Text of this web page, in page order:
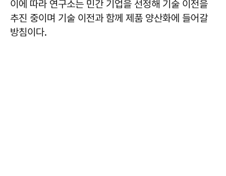
이에 따라 연구소는 민간 기업을 선정해 기술 이전을
추진 중이며 기술 이전과 함께 제품 양산화에 들어갈
방침이다.